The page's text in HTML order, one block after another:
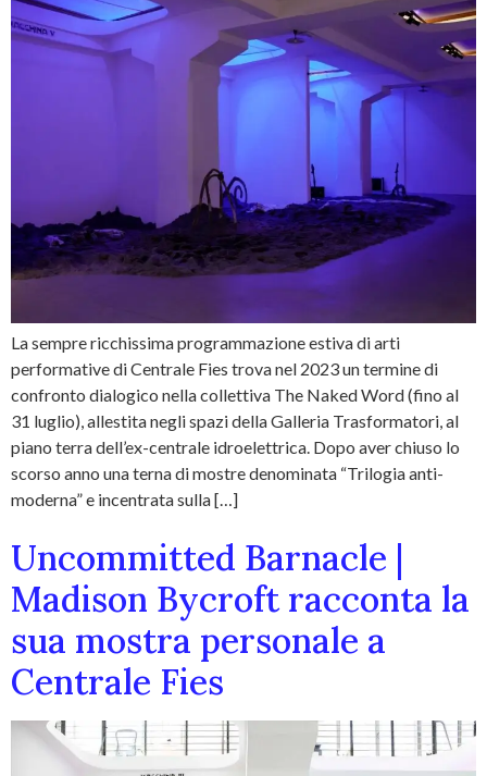
La sempre ricchissima programmazione estiva di arti
performative di Centrale Fies trova nel 2023 un termine di
confronto dialogico nella collettiva The Naked Word (fino al
31 luglio), allestita negli spazi della Galleria Trasformatori, al
piano terra dell’ex-centrale idroelettrica. Dopo aver chiuso lo
scorso anno una terna di mostre denominata “Trilogia anti-
moderna” e incentrata sulla […]
Uncommitted Barnacle |
Madison Bycroft racconta la
sua mostra personale a
Centrale Fies